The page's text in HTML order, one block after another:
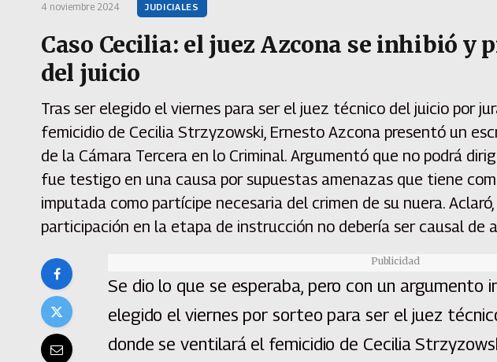
4 noviembre 2024 JUDICIALES
Caso Cecilia: el juez Azcona se inhibió y
del juicio
Tras ser elegido el viernes para ser el juez técnico del juicio por
femicidio de Cecilia Strzyzowski, Ernesto Azcona presentó un
de la Cámara Tercera en lo Criminal. Argumentó que no podrá
fue testigo en una causa por supuestas amenazas que tiene
imputada como partícipe necesaria del crimen de su nuera.
participación en la etapa de instrucción no debería ser causal de
Publicidad
Se dio lo que se esperaba, pero con un argumento
elegido el viernes por sorteo para ser el juez
donde se ventilará el femicidio de Cecilia